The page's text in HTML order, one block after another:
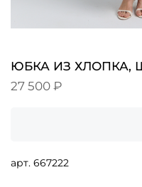
ЮБКА ИЗ ХЛОПКА,
27 500 ₽
арт. 667222